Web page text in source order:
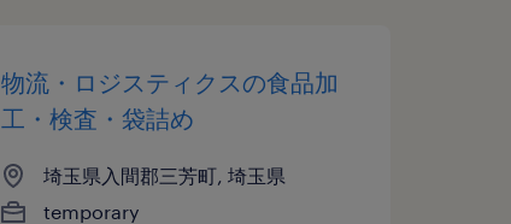
物流・ロジスティクスの食品加
工・検査・袋詰め
埼玉県入間郡三芳町, 埼玉県
temporary